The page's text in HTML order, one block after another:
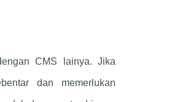
CMS lainya. Jika
dan memerlukan